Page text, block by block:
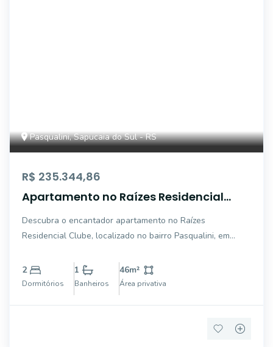
Pasqualini, Sapucaia do Sul - RS
R$ 235.344,86
Apartamento no Raízes Residencial
Descubra o encantador apartamento no Raízes
Residencial Clube, localizado no bairro Pasqualini, em
com churrasqueira, 2 dormitórios, esta e jantar, banheiro
social. O condomínio oferece diversas comodid
2
Dormitórios
1
Banheiros
46m²
Área privativa